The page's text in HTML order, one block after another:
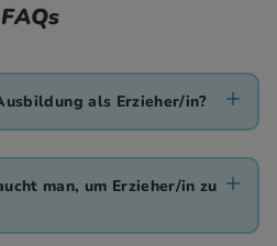
FAQs
als Erzieher/in?
man, um Erzieher/in zu